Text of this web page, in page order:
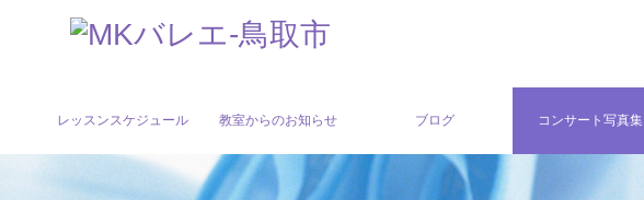
レッスンスケジュール 教室からのお知らせ ブログ コンサート写真集